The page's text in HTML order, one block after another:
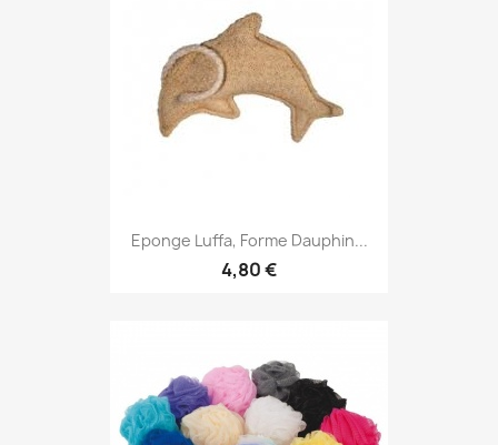
Eponge Luffa, Forme Dauphin...
4,80 €